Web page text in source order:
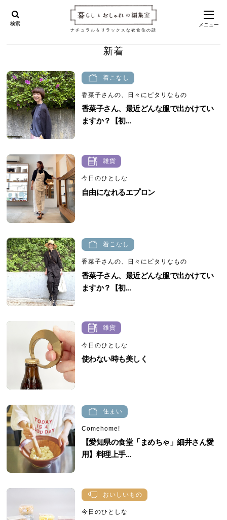
ナチュラル＆リラックスな衣食住の話
検索 メニュー
新着
着こなし
香菜子さんの、日々にピタリなもの
香菜子さん、最近どんな服で出かけてい
ますか？【初...
雑貨
今日のひとしな
自由になれるエプロン
着こなし
香菜子さんの、日々にピタリなもの
香菜子さん、最近どんな服で出かけてい
ますか？【初...
雑貨
今日のひとしな
使わない時も美しく
住まい
Comehome!
【愛知県の食堂「まめちゃ」細井さん愛
用】料理上手...
おいしいもの
今日のひとしな